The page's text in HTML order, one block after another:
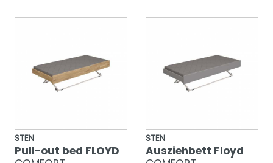
STEN
Pull-out bed FLOYD
STEN
Ausziehbett Floyd